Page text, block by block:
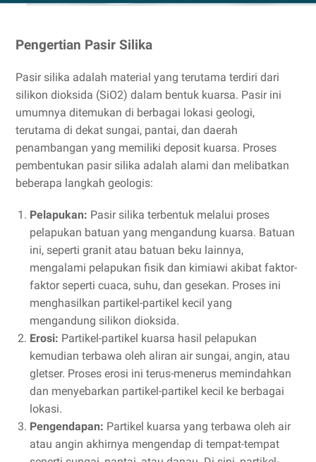
Pengertian Pasir Silika
Pasir silika adalah material yang terutama terdiri dari
silikon dioksida (SiO2) dalam bentuk kuarsa. Pasir ini
umumnya ditemukan di berbagai lokasi geologi,
terutama di dekat sungai, pantai, dan daerah
penambangan yang memiliki deposit kuarsa. Proses
pembentukan pasir silika adalah alami dan melibatkan
beberapa langkah geologis:
Pelapukan: Pasir silika terbentuk melalui proses
pelapukan batuan yang mengandung kuarsa. Batuan
ini, seperti granit atau batuan beku lainnya,
mengalami pelapukan fisik dan kimiawi akibat faktor-
faktor seperti cuaca, suhu, dan gesekan. Proses ini
menghasilkan partikel-partikel kecil yang
mengandung silikon dioksida.
Erosi: Partikel-partikel kuarsa hasil pelapukan
kemudian terbawa oleh aliran air sungai, angin, atau
gletser. Proses erosi ini terus-menerus memindahkan
dan menyebarkan partikel-partikel kecil ke berbagai
lokasi.
Pengendapan: Partikel kuarsa yang terbawa oleh air
atau angin akhirnya mengendap di tempat-tempat